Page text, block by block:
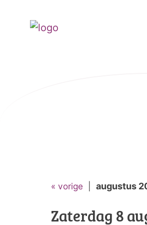
« vorige augustus
Zaterdag 8